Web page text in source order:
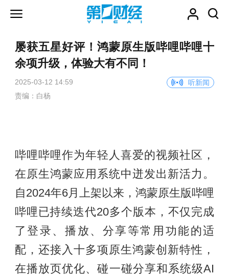
屡获五星好评！鸿蒙原生版哔哩哔哩十
余项升级，体验大有不同！
2025-03-12 14:59
听新闻
责编：白杨
哔哩哔哩作为年轻人喜爱的视频社区，
在原生鸿蒙应用系统中迸发出新活力。
自2024年6月上架以来，鸿蒙原生版哔哩
哔哩已持续迭代20多个版本，不仅完成
了登录、播放、分享等常用功能的适
配，还接入十多项原生鸿蒙创新特性，
在播放页优化、碰一碰分享和系统级AI